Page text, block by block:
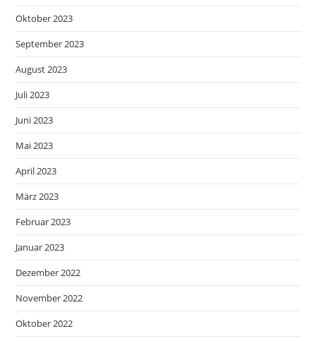
Oktober 2023
September 2023
August 2023
Juli 2023
Juni 2023
Mai 2023
April 2023
März 2023
Februar 2023
Januar 2023
Dezember 2022
November 2022
Oktober 2022